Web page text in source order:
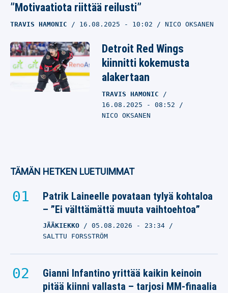
”Motivaatiota riittää reilusti”
TRAVIS HAMONIC 16.08.2025 - 10:02 NICO OKSANEN
Detroit Red Wings
kiinnitti kokemusta
alakertaan
TRAVIS HAMONIC
16.08.2025 - 08:52
NICO OKSANEN
TÄMÄN HETKEN LUETUIMMAT
Patrik Laineelle povataan tylyä kohtaloa
– ”Ei välttämättä muuta vaihtoehtoa”
JÄÄKIEKKO 05.08.2026 - 23:34
SALTTU FORSSTRÖM
Gianni Infantino yrittää kaikin keinoin
pitää kiinni vallasta – tarjosi MM-finaalia